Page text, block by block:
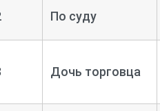
По суду
Дочь торговца